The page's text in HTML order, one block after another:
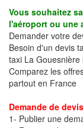
Vous souhaitez
l'aéroport ou une
Demander votre
Besoin d'un devis
taxi La
Comparez les
partout en France
Demande de
1- Publier une